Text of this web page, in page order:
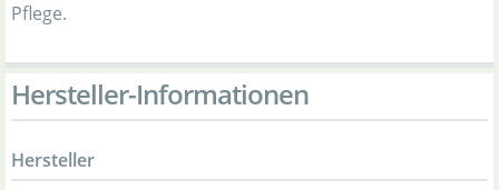
Pflege.
Hersteller-Informationen
Hersteller